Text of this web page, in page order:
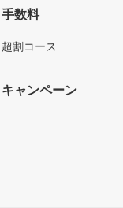
手数料
超割コース
キャンペーン